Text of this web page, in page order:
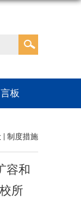
板
制度措施
容和
所